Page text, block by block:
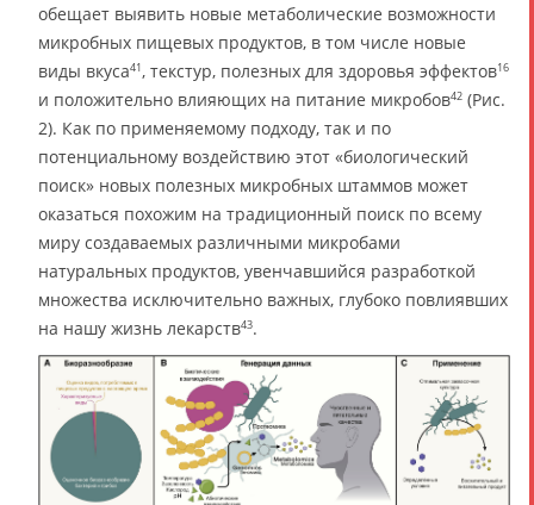
обещает выявить новые метаболические возможности
микробных пищевых продуктов, в том числе новые
виды вкуса41, текстур, полезных для здоровья эффектов16
и положительно влияющих на питание микробов42 (Рис.
2). Как по применяемому подходу, так и по
потенциальному воздействию этот «биологический
поиск» новых полезных микробных штаммов может
оказаться похожим на традиционный поиск по всему
миру создаваемых различными микробами
натуральных продуктов, увенчавшийся разработкой
множества исключительно важных, глубоко повлиявших
на нашу жизнь лекарств43.